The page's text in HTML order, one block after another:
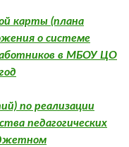
карты (плана
о системе
в МБОУ ЦО
по реализации
педагогических